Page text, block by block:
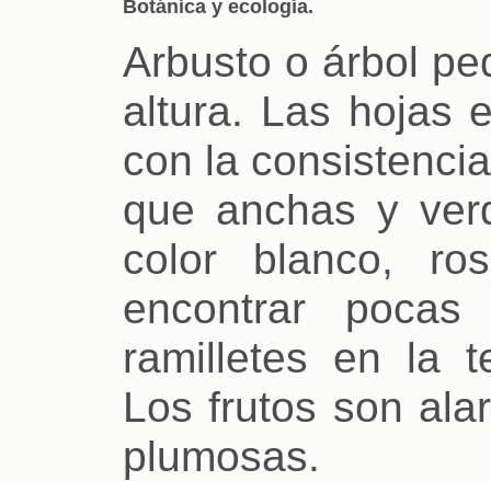
Botánica y ecología.
Arbusto o árbol
altura. Las hojas
con la
que anchas y
color blanco,
encontrar
ramilletes en la
Los frutos son
plumosas.